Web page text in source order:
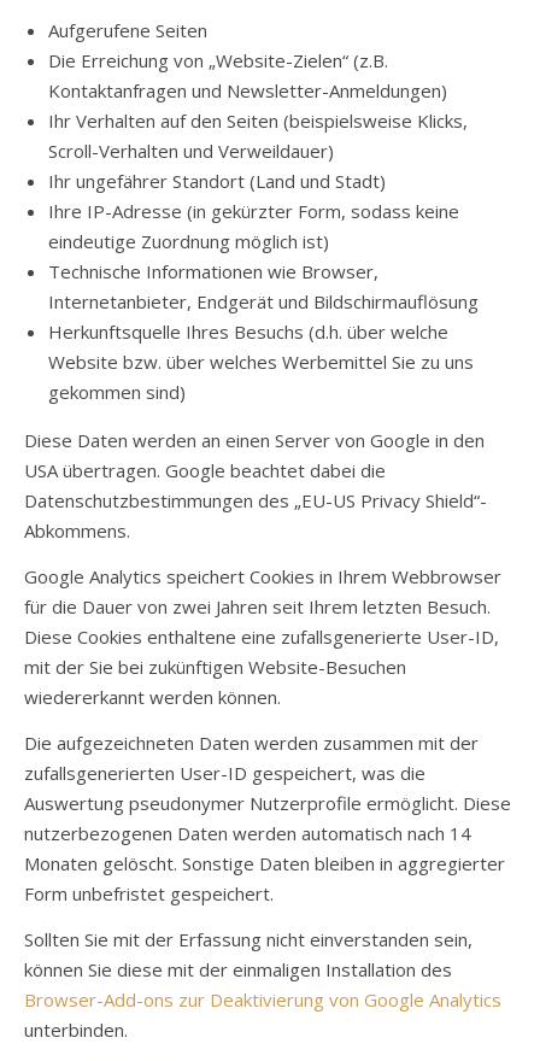
Aufgerufene Seiten
Die Erreichung von „Website-Zielen“ (z.B.
Kontaktanfragen und Newsletter-Anmeldungen)
Ihr Verhalten auf den Seiten (beispielsweise Klicks,
Scroll-Verhalten und Verweildauer)
Ihr ungefährer Standort (Land und Stadt)
Ihre IP-Adresse (in gekürzter Form, sodass keine
eindeutige Zuordnung möglich ist)
Technische Informationen wie Browser,
Internetanbieter, Endgerät und Bildschirmauflösung
Herkunftsquelle Ihres Besuchs (d.h. über welche
Website bzw. über welches Werbemittel Sie zu uns
gekommen sind)
Diese Daten werden an einen Server von Google in den
USA übertragen. Google beachtet dabei die
Datenschutzbestimmungen des „EU-US Privacy Shield“-
Abkommens.
Google Analytics speichert Cookies in Ihrem Webbrowser
für die Dauer von zwei Jahren seit Ihrem letzten Besuch.
Diese Cookies enthaltene eine zufallsgenerierte User-ID,
mit der Sie bei zukünftigen Website-Besuchen
wiedererkannt werden können.
Die aufgezeichneten Daten werden zusammen mit der
zufallsgenerierten User-ID gespeichert, was die
Auswertung pseudonymer Nutzerprofile ermöglicht. Diese
nutzerbezogenen Daten werden automatisch nach 14
Monaten gelöscht. Sonstige Daten bleiben in aggregierter
Form unbefristet gespeichert.
Sollten Sie mit der Erfassung nicht einverstanden sein,
können Sie diese mit der einmaligen Installation des
Browser-Add-ons zur Deaktivierung von Google Analytics
unterbinden.